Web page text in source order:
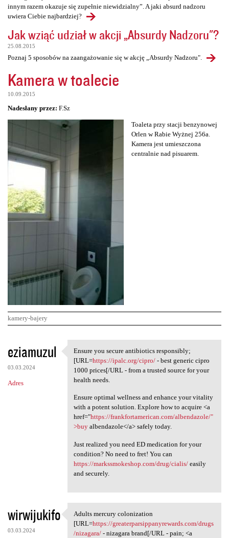
innym razem okazuje się zupełnie niewidzialny”. A jaki absurd nadzoru
uwiera Ciebie najbardziej?
Jak wziąć udział w akcji „Absurdy Nadzoru"?
25.08.2015
Poznaj 5 sposobów na zaangażowanie się w akcję „Absurdy Nadzoru".
Kamera w toalecie
10.09.2015
Nadesłany przez: F.Sz
Toaleta przy stacji benzynowej
Orlen w Rabie Wyżnej 256a.
Kamera jest umieszczona
centralnie nad pisuarem.
kamery-bajery
K
o
m
e
eziamuzul
03.03.2024
Adres
Ensure you secure antibiotics
Ensure you secure antibiotics responsibly;
[URL=https://ipalc.org/cipro/- best generic cipro
1000 prices[/URL - from a trusted source for your
health needs.
Ensure optimal wellness and enhance your vitality
with a potent solution. Explore how to acquire <a
href="https://frankfortamerican.com/albendazole/"
>buyalbendazole</a> safely today.
Just realized you need ED medication for your
condition? No need to fret! You can
https://markssmokeshop.com/drug/cialis/easily
and securely.
wirwijukifo
03.03.2024
Adults mercury colonization
Adults mercury colonization
[URL=https://greaterparsippanyrewards.com/drugs
/nizagara/- nizagara brand[/URL - pain; <a